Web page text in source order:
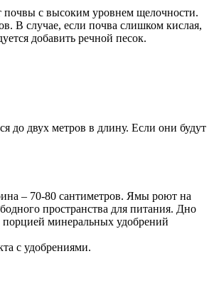
почвы с высоким уровнем щелочности.
В случае, если почва слишком кислая,
добавить речной песок.
до двух метров в длину. Если они будут
– 70-80 сантиметров. Ямы роют на
пространства для питания. Дно
порцией минеральных удобрений
с удобрениями.